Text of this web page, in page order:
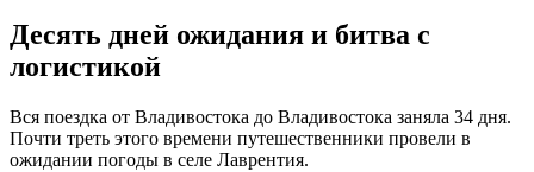
Десять дней ожидания и битва с
логистикой
Вся поездка от Владивостока до Владивостока заняла 34 дня.
Почти треть этого времени путешественники провели в
ожидании погоды в селе Лаврентия.